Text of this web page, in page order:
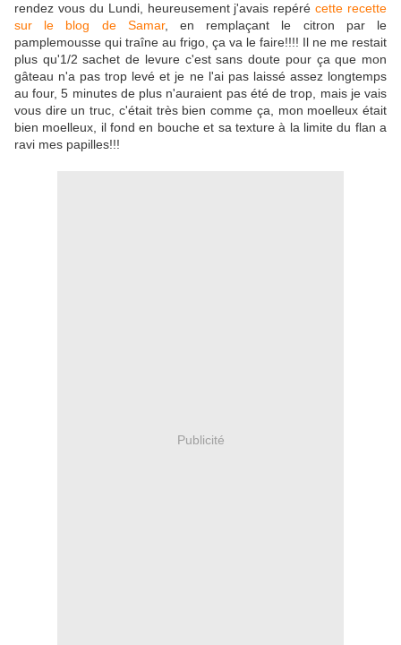
rendez vous du Lundi, heureusement j'avais repérécette recette
sur le blog de Samar, en remplaçant le citron par le
pamplemousse qui traîne au frigo, ça va le faire!!!! Il ne me restait
plus qu'1/2 sachet de levure c'est sans doute pour ça que mon
gâteau n'a pas trop levé et je ne l'ai pas laissé assez longtemps
au four, 5 minutes de plus n'auraient pas été de trop, mais je vais
vous dire un truc, c'était très bien comme ça, mon moelleux était
bien moelleux, il fond en bouche et sa texture à la limite du flan a
ravi mes papilles!!!
Publicité